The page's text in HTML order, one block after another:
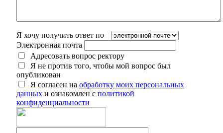
Я хочу получить ответ по
Электронная почта
Адресовать вопрос ректору
Я не против того, чтобы мой вопрос был
опубликован
Я согласен на обработку моих персональных
данных и ознакомлен с политикой
конфиденциальности